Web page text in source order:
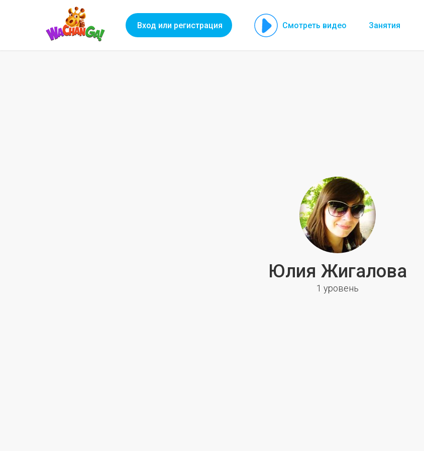
Вход или регистрация Смотреть видео Занятия
Юлия Жигалова
1 уровень